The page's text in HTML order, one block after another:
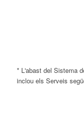
* L'abast del Sistema
inclou els Serveis